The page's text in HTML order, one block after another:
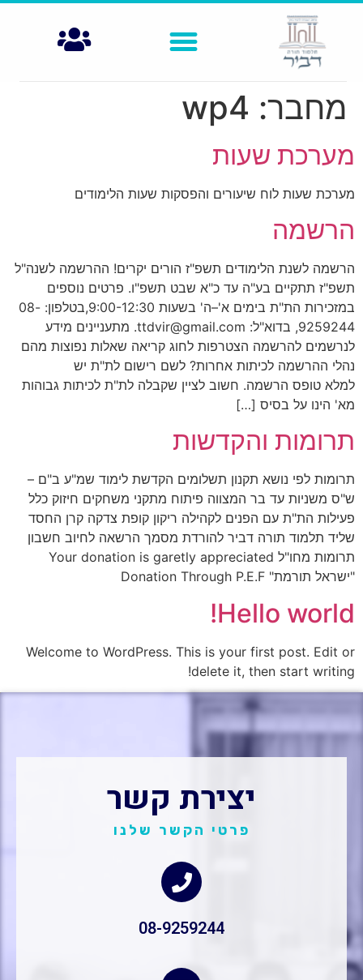
מחבר: wp4
מערכת שעות
מערכת שעות לוח שיעורים והפסקות שעות הלימודים
הרשמה
הרשמה לשנת הלימודים תשפ"ז הורים יקרים! ההרשמה לשנה"ל
תשפ"ז תתקיים בע"ה עד כ"א שבט תשפ"ו. פרטים נוספים
במזכירות הת"ת בימים א'–ה' בשעות 9:00-12:30,בטלפון: 08-
9259244, בדוא"ל:
ttdvir@gmail.com. מתעניינים מידע
לנרשמים להרשמה הצטרפות לחוג קריאה שאלות נפוצות מהם
נהלי ההרשמה לכיתות אחרות? לשם רישום לת"ת יש
למלא טופס הרשמה. חשוב לציין שקבלה לת"ת לכיתות גבוהות
מא' הינו על בסיס […]
תרומות והקדשות
תרומות לפי נושא תקנון תשלומים הקדשת לימוד שמ"ע ב"ם –
ש"ס משניות עד בר המצווה פיתוח מתקני משחקים חיזוק כלל
פעילות הת"ת עם הפנים לקהילה ריקון קופת צדקה קרן החסד
שליד תלמוד תורה דביר להורדת מסמך הרשאה לחיוב חשבון
תרומות מחו"ל Your donation is garetly appreciated
"ישראל תורמת" Donation Through P.E.F
Hello world!
Welcome to WordPress. This is your first post. Edit or
delete it, then start writing!
יצירת קשר
פרטי הקשר שלנו
08-9259244